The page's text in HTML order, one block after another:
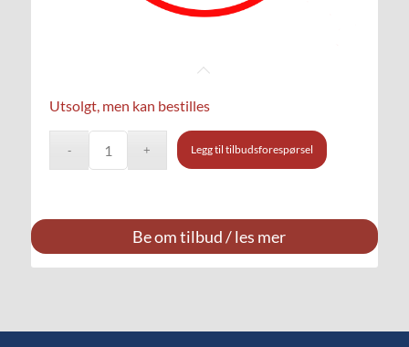
Utsolgt, men kan bestilles
Legg til tilbudsforespørsel
Be om tilbud / les mer